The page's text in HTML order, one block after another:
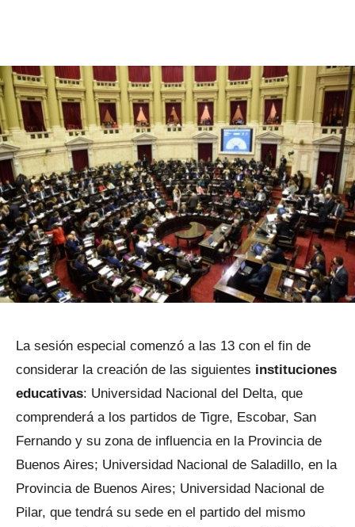
La sesión especial comenzó a las 13 con el fin de
considerar la creación de las siguientes instituciones
educativas: Universidad Nacional del Delta, que
comprenderá a los partidos de Tigre, Escobar, San
Fernando y su zona de influencia en la Provincia de
Buenos Aires; Universidad Nacional de Saladillo, en la
Provincia de Buenos Aires; Universidad Nacional de
Pilar, que tendrá su sede en el partido del mismo